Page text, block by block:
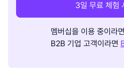
3일 무료 체험
멤버십을 이용 중이라면
B2B 기업 고객이라면